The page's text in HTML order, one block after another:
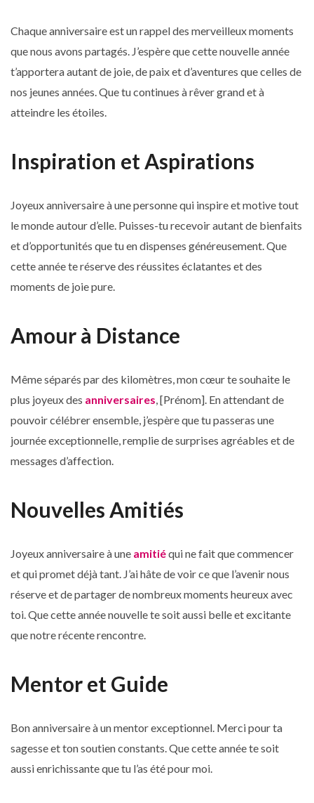
Chaque anniversaire est un rappel des merveilleux moments
que nous avons partagés. J’espère que cette nouvelle année
t’apportera autant de joie, de paix et d’aventures que celles de
nos jeunes années. Que tu continues à rêver grand et à
atteindre les étoiles.
Inspiration et Aspirations
Joyeux anniversaire à une personne qui inspire et motive tout
le monde autour d’elle. Puisses-tu recevoir autant de bienfaits
et d’opportunités que tu en dispenses généreusement. Que
cette année te réserve des réussites éclatantes et des
moments de joie pure.
Amour à Distance
Même séparés par des kilomètres, mon cœur te souhaite le
plus joyeux des anniversaires, [Prénom]. En attendant de
pouvoir célébrer ensemble, j’espère que tu passeras une
journée exceptionnelle, remplie de surprises agréables et de
messages d’affection.
Nouvelles Amitiés
Joyeux anniversaire à une amitiéqui ne fait que commencer
et qui promet déjà tant. J’ai hâte de voir ce que l’avenir nous
réserve et de partager de nombreux moments heureux avec
toi. Que cette année nouvelle te soit aussi belle et excitante
que notre récente rencontre.
Mentor et Guide
Bon anniversaire à un mentor exceptionnel. Merci pour ta
sagesse et ton soutien constants. Que cette année te soit
aussi enrichissante que tu l’as été pour moi.